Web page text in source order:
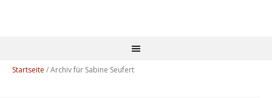
Startseite /Archiv für Sabine Seufert